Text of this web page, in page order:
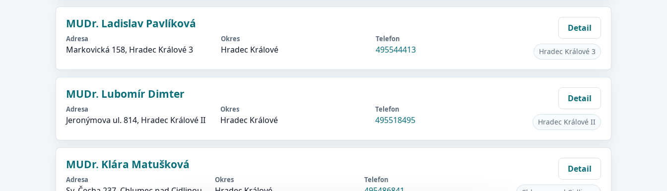
MUDr. Ladislav Pavlíková
Adresa
Markovická 158, Hradec Králové 3
Okres
Hradec Králové
Telefon
495544413
Detail
Hradec Králové 3
MUDr. Lubomír Dimter
Adresa
Jeronýmova ul. 814, Hradec Králové II
Okres
Hradec Králové
Telefon
495518495
Detail
Hradec Králové II
MUDr. Klára Matušková
Adresa Okres Telefon
Detail